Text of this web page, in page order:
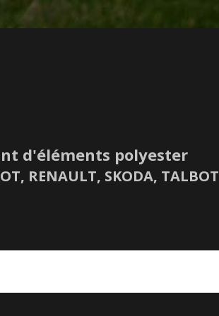
d'éléments polyester
RENAULT, SKODA, TALBOT